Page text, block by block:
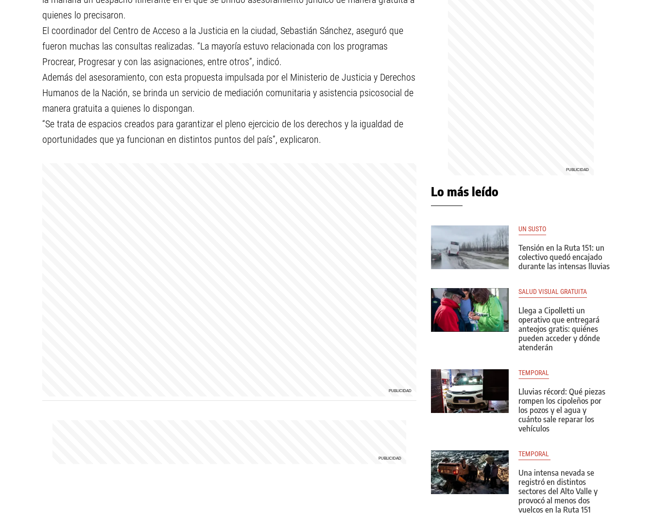
quienes lo precisaron.
El coordinador del Centro de Acceso a la Justicia en la ciudad, Sebastián Sánchez, aseguró que
fueron muchas las consultas realizadas. “La mayoría estuvo relacionada con los programas
Procrear, Progresar y con las asignaciones, entre otros”, indicó.
Además del asesoramiento, con esta propuesta impulsada por el Ministerio de Justicia y Derechos
Humanos de la Nación, se brinda un servicio de mediación comunitaria y asistencia psicosocial de
manera gratuita a quienes lo dispongan.
“Se trata de espacios creados para garantizar el pleno ejercicio de los derechos y la igualdad de
oportunidades que ya funcionan en distintos puntos del país”, explicaron.
Lo más leído
UN SUSTO
Tensión en la Ruta 151: un
colectivo quedó encajado
durante las intensas lluvias
SALUD VISUAL GRATUITA
Llega a Cipolletti un
operativo que entregará
anteojos gratis: quiénes
pueden acceder y dónde
atenderán
TEMPORAL
Lluvias récord: Qué piezas
rompen los cipoleños por
los pozos y el agua y
cuánto sale reparar los
vehículos
TEMPORAL
Una intensa nevada se
registró en distintos
sectores del Alto Valle y
provocó al menos dos
vuelcos en la Ruta 151